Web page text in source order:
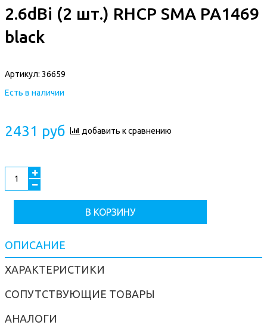
2.6dBi (2 шт.) RHCP SMA PA1469
black
Артикул: 36659
Есть в наличии
2431 руб добавить к сравнению
В КОРЗИНУ
ОПИСАНИЕ
ХАРАКТЕРИСТИКИ
СОПУТСТВУЮЩИЕ ТОВАРЫ
АНАЛОГИ